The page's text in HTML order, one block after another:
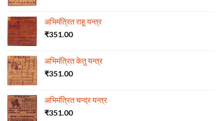
अभिमंत्रित राहू यन्त्र
₹351.00
अभिमंत्रित केतु यन्त्र
₹351.00
अभिमंत्रित चन्द्र यन्त्र
₹351.00